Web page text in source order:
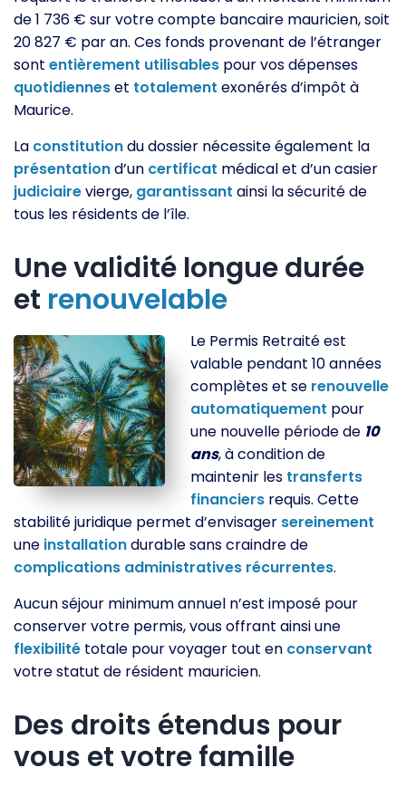
de 1 736 € sur votre compte bancaire mauricien, soit
20 827 € par an. Ces fonds provenant de l’étranger
sont entièrement utilisables pour vos dépenses
quotidienneset totalement exonérés d’impôt à
Maurice.
La constitutiondu dossier nécessite également la
présentationd’un certificat médical et d’un casier
judiciairevierge, garantissant ainsi la sécurité de
tous les résidents de l’île.
Une validité longue durée
et renouvelable
Le Permis Retraité est
valable pendant 10 années
complètes et se renouvelle
automatiquement pour
une nouvelle période de 10
ans, à condition de
maintenir les transferts
financiers requis. Cette
stabilité juridique permet d’envisager sereinement
une installationdurable sans craindre de
complications administratives récurrentes.
Aucun séjour minimum annuel n’est imposé pour
conserver votre permis, vous offrant ainsi une
flexibilité totale pour voyager tout en conservant
votre statut de résident mauricien.
Des droits étendus pour
vous et votre famille